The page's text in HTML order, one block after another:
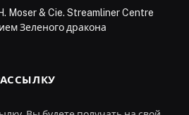
Moser & Cie. Streamliner Centre
Зеленого дракона